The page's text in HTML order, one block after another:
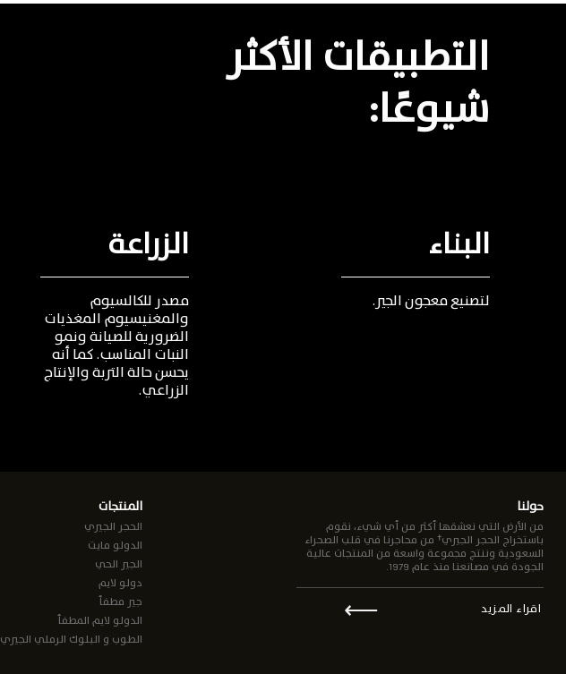
التطبيقات الأكثر
شيوعًا:
البناء
لتصنيعمعجونالجير.
الزراعة
مصدر للكالسيوم
والمغنيسيوم المغذيات
الضروريةللصيانةونمو
النبات المناسب.كماأنه
يحسنحالةالتربةوالإنتاج
الزراعي.
حولنا
من الأرض التي نعشقها أكثر من أي شيء، نقوم
باستخراج الحجر الجيري† من محاجرنا في قلب الصحراء
السعودية وننتج مجموعة واسعة من المنتجات عالية
الجودة في مصانعنا منذ عام 1979.
اقراء المزيد ⟵
المنتجات
الحجر الجيري
الدولو مايت
الجير الحي
دولو لايم
جير مطفأ
الدولو لايم المطفأ
الطوب و البلوك الرملي الجيري